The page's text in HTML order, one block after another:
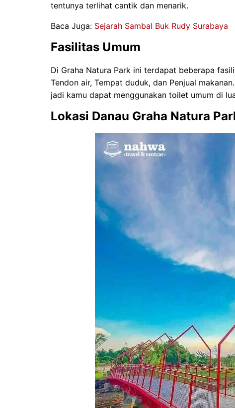
tentunya terlihat cantik dan menarik.
Baca Juga: Sejarah Sambal Buk Rudy Surabaya
Fasilitas Umum
Di Graha Natura Park ini terdapat beberapa
Tendon air, Tempat duduk, dan Penjual
jadi kamu dapat menggunakan toilet umum di
Lokasi Danau Graha Natura